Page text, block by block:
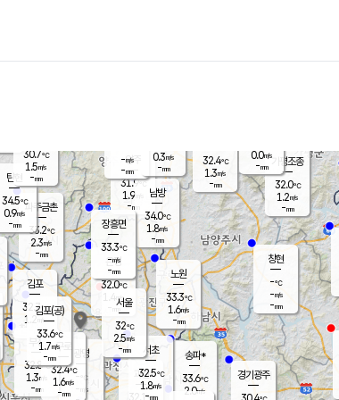
양주
31.9℃
1.9
-mm
과천
32.1℃
경기광주
파주금촌
33.2℃
2.3m/s
-mm
가평조종
32.0℃
1.2m/s
-mm
32.4℃
1.3m/s
-mm
창현
-℃
-m/s
-mm
탄현
34.5℃
0.9m/s
-mm
0.0m/s
-mm
김포
32.7℃
1.2 m/s
mm
광명
- ℃
-m/s
부천
32.8℃
1.3m/s
-mm
구로
32.4℃
1.6m/s
-mm
은평
32.0℃
1.4 m/s
- mm
노원
33.3℃
1.6m/s
-mm
송파*
33.6℃
2.0m/s
서초
32.5℃
1.8m/s
-mm
남방
34.0℃
1.8m/s
-mm
장흥면
33.3℃
-m/s
-mm
-m/s
-mm
김포(공)
33.6℃
1.7m/s
-mm
서울
32℃
2.5m/s
-mm
30.7℃
1.5m/s
-mm
0.3m/s
-mm